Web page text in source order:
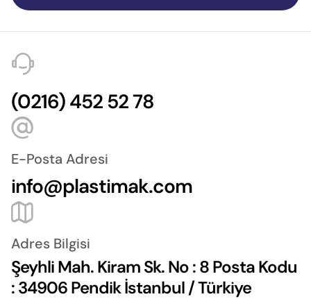
(0216) 452 52 78
E-Posta Adresi
info@plastimak.com
Adres Bilgisi
Şeyhli Mah. Kiram Sk. No : 8 Posta Kodu
: 34906 Pendik İstanbul / Türkiye